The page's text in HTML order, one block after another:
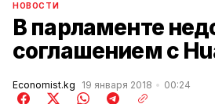
НОВОСТИ
В парламенте
соглашением с
Economist.kg 19 января 2018 00:24